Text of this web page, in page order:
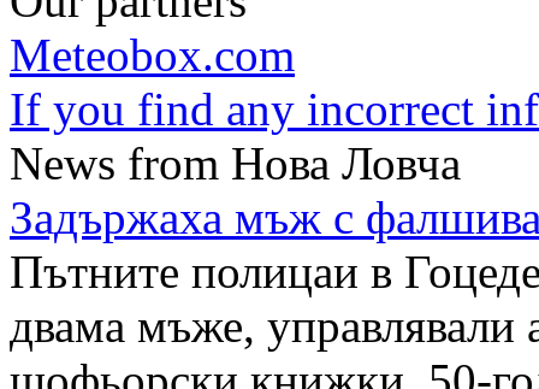
Meteobox.com
If you find any incorrect
News from Нова Ловча
Задържаха мъж с
Пътните полицаи в
двама мъже, управлявали